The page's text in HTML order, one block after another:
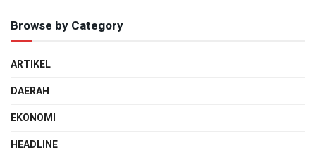
Browse by Category
ARTIKEL
DAERAH
EKONOMI
HEADLINE